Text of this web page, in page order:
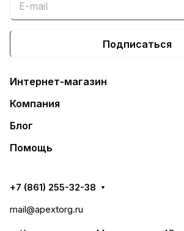
Подписаться
Интернет-магазин
Компания
Блог
Помощь
+7 (861) 255-32-38
mail@apextorg.ru